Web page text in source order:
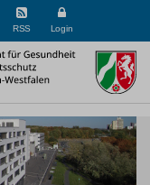
RSS Login